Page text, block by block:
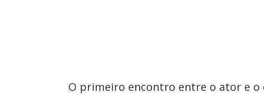
O primeiro encontro entre o ator e o